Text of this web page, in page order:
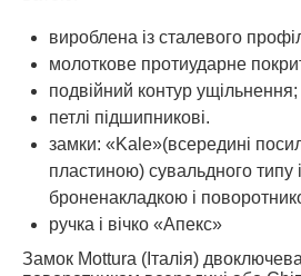
вироблена із сталевого
молоткове протиударне
подвійний контур ущільнення;
петлі підшипникові.
замки: «Kale»(всередині
пластиною) сувальдного типу
броненакладкою і
ручка і вічко «Апекс»
Замок Mottura (Італія)